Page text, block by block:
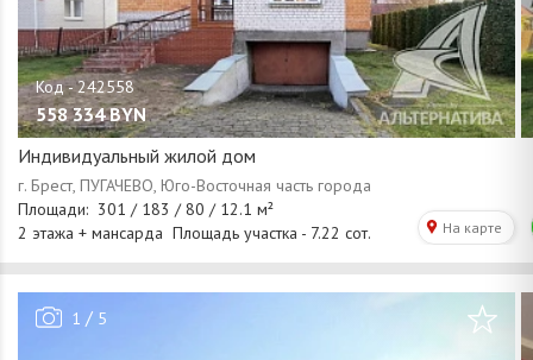
558 334 BYN
Индивидуальный жилой дом
1 / 5